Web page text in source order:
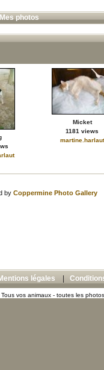
photos
Micket
1181 views
martine.harlaut
by Coppermine Photo Gallery
légales
vos animaux - toutes les